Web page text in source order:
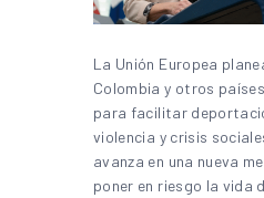
La Unión Europea
Colombia y otros
para facilitar
violencia y crisis
avanza en una nueva
poner en riesgo la vida